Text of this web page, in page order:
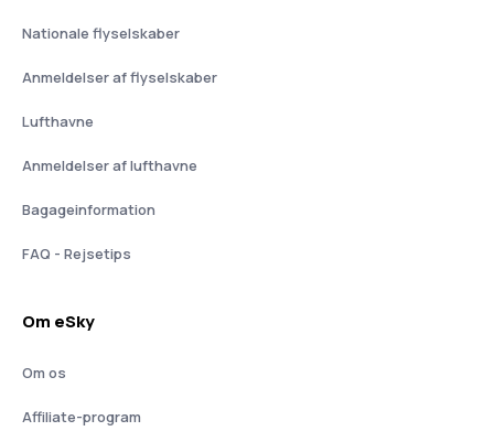
Nationale flyselskaber
Anmeldelser af flyselskaber
Lufthavne
Anmeldelser af lufthavne
Bagageinformation
FAQ - Rejsetips
Om eSky
Om os
Affiliate-program